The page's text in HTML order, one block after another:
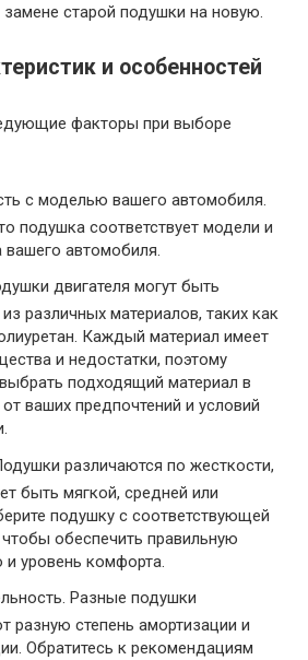
старой подушки на новую.
и особенностей
факторы при выборе
с моделью вашего автомобиля.
подушка соответствует модели и
вашего автомобиля.
двигателя могут быть
различных материалов, таких как
Каждый материал имеет
и недостатки, поэтому
подходящий материал в
ваших предпочтений и условий
различаются по жесткости,
быть мягкой, средней или
подушку с соответствующей
обеспечить правильную
уровень комфорта.
Разные подушки
разную степень амортизации и
Обратитесь к рекомендациям